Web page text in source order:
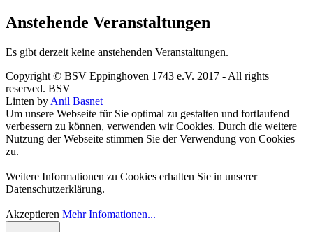
Anstehende Veranstaltungen
Es gibt derzeit keine anstehenden Veranstaltungen.
Copyright © BSV Eppinghoven 1743 e.V. 2017 - All rights
reserved. BSV
Linten by Anil Basnet
Um unsere Webseite für Sie optimal zu gestalten und fortlaufend
verbessern zu können, verwenden wir Cookies. Durch die weitere
Nutzung der Webseite stimmen Sie der Verwendung von Cookies
zu.
Weitere Informationen zu Cookies erhalten Sie in unserer
Datenschutzerklärung.
Akzeptieren Mehr Infomationen...